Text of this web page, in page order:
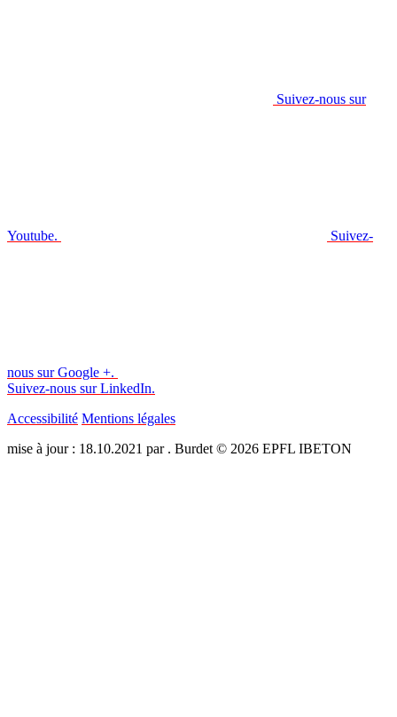
Suivez-nous sur
Youtube. Suivez-
nous sur Google +.
Suivez-nous sur LinkedIn.
Accessibilité Mentions légales
mise à jour : 18.10.2021 par . Burdet © 2026 EPFL IBETON